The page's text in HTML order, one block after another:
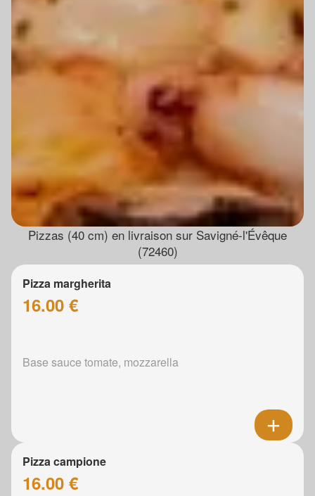
Pizzas (40 cm) en livraison sur Savigné-l'Évêque
(72460)
Pizza margherita
16.00 €
Base sauce tomate, mozzarella
Pizza campione
16.00 €